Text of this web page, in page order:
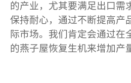
的产业，尤其要满足出口需
保持耐心，通过不断提高产
际市场。我们肯定会通过在
的燕子屋恢复生机来增加产